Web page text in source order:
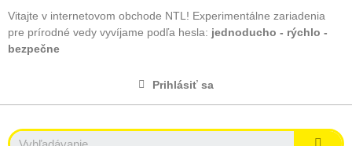
Vitajte v internetovom obchode NTL! Experimentálne zariadenia
pre prírodné vedy vyvíjame podľa hesla: jednoducho - rýchlo -
bezpečne
Prihlásiť sa